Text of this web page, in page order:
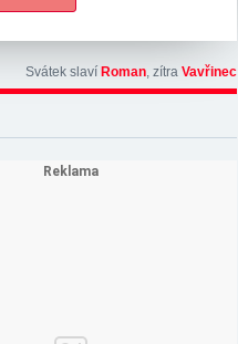
Svátek slaví Roman, zítra Vavřinec